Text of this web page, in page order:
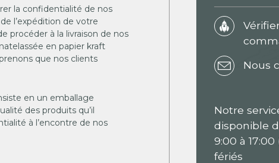
la confidentialité de nos
l’expédition de votre
procéder à la livraison de nos
en papier kraft
que nos clients
en un emballage
des produits qu’il
à l’encontre de nos
Nous
Notre
disponible
9:00 à
fériés